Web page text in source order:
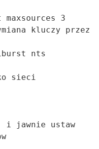
3
kluczy przez
nts
sieci
i jawnie ustaw